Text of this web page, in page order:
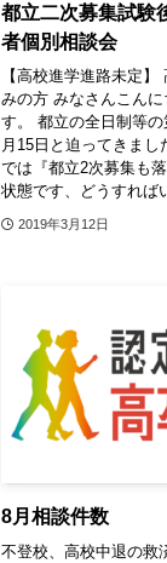
都立二次募集試
者個別相談会
【高校進学進路未定
みの方 みなさんこん
す。 都立の全日制等
月15日と迫ってきま
では『都立2次募集も
状態です、どうすれば
2019年3月12日
8月相談件数
不登校、高校中退の救